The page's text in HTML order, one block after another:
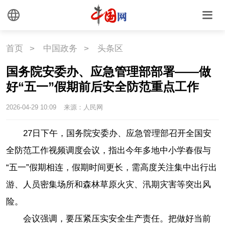
首页 > 中国政务 > 头条区
国务院安委办、应急管理部部署——做
好“五一”假期前后安全防范重点工作
2026-04-29 10:09 来源：人民网
27日下午，国务院安委办、应急管理部召开全国安
全防范工作视频调度会议，指出今年多地中小学春假与
“五一”假期相连，假期时间更长，需高度关注集中出行出
游、人员密集场所和森林草原火灾、汛期灾害等突出风
险。
会议强调，要压紧压实安全生产责任。把做好当前